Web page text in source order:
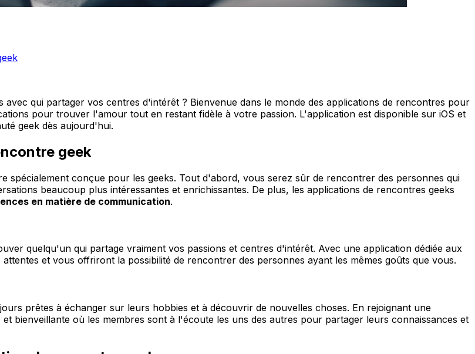
qui partager vos centres d'intérêt ? Bienvenue dans le monde des applications de rencontres pour
pour trouver l'amour tout en restant fidèle à votre passion. L'application est disponible sur iOS et
geek dès aujourd'hui.
geek
spécialement conçue pour les geeks. Tout d'abord, vous serez sûr de rencontrer des personnes qui
beaucoup plus intéressantes et enrichissantes. De plus, les applications de rencontres geeks
en matière de communication.
quelqu'un qui partage vraiment vos passions et centres d'intérêt. Avec une application dédiée aux
et vous offriront la possibilité de rencontrer des personnes ayant les mêmes goûts que vous.
prêtes à échanger sur leurs hobbies et à découvrir de nouvelles choses. En rejoignant une
bienveillante où les membres sont à l'écoute les uns des autres pour partager leurs connaissances et